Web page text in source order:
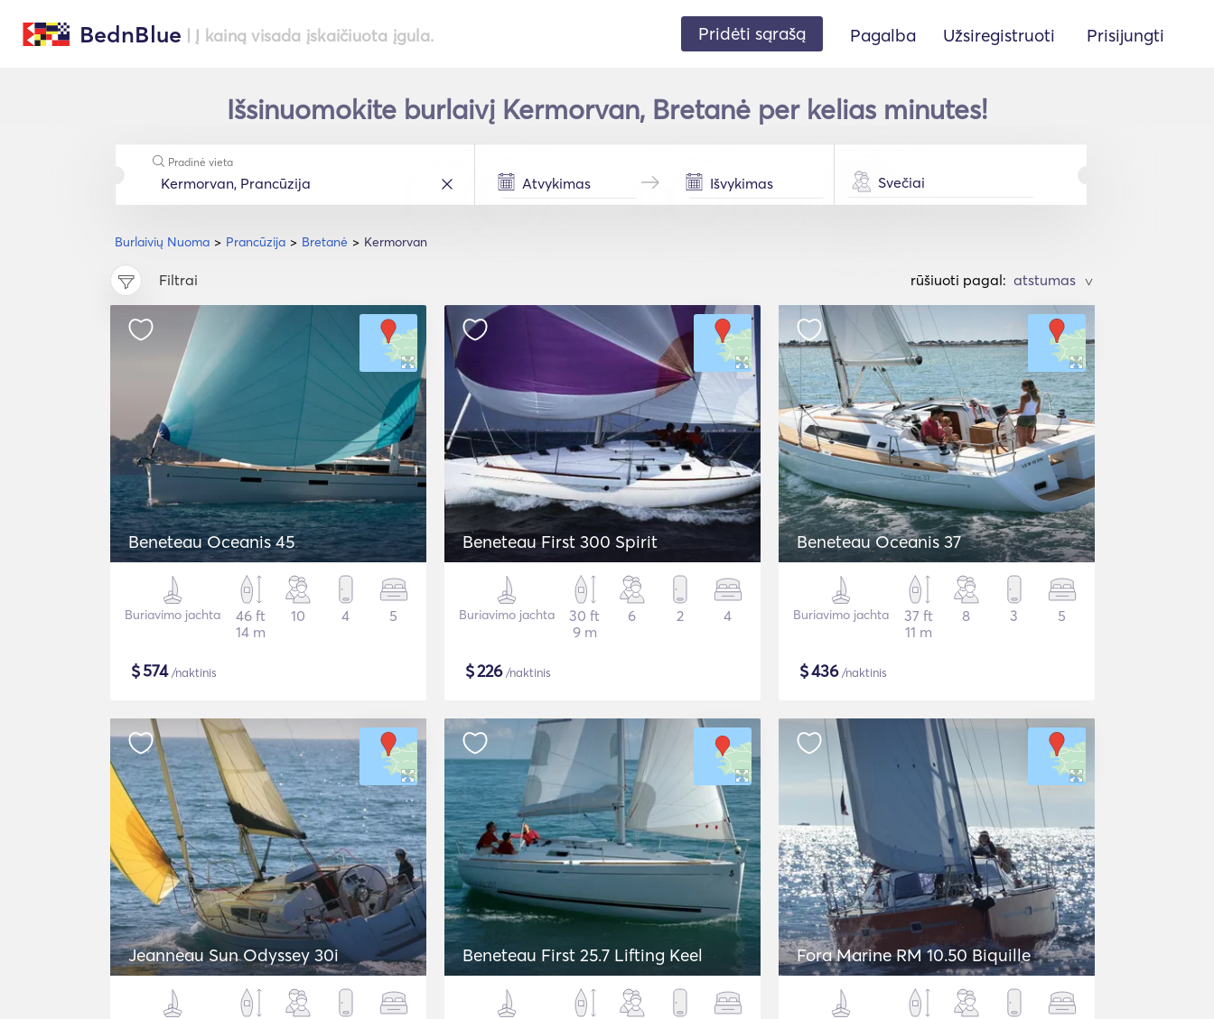
BednBlue | Į kainą visada įskaičiuota įgula. Pridėti sąrašą Pagalba Užsiregistruoti Prisijungti
Išsinuomokite burlaivį Kermorvan, Bretanė per kelias minutes!
Burlaivių Nuoma Prancūzija Bretanė Kermorvan
Pradinė vieta
Svečiai
Filtrai rūšiuoti pagal: >
Beneteau Oceanis 45
Buriavimo jachta
46 ft
14 m
10 4 5
$574/naktinis
Beneteau First 300 Spirit
Buriavimo jachta
30 ft
9 m
6 2 4
$226/naktinis
Beneteau Oceanis 37
Buriavimo jachta
37 ft
11 m
8 3 5
$436/naktinis
Jeanneau Sun Odyssey 30i Beneteau First 25.7 Lifting Keel Fora Marine RM 10.50 Biquille